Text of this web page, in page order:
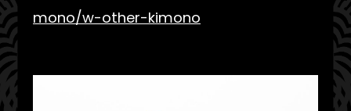
mono/w-other-kimono